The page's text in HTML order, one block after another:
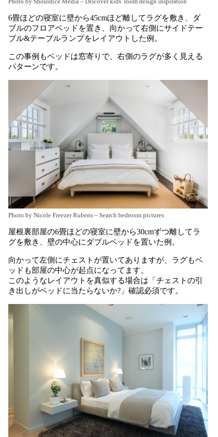
6畳ほどの寝室に壁から45cmほど離してラグを敷き、ダ
ブルのフロアベッドを置き、向かって右側にサイドテー
ブル&テーブルランプをレイアウトした例。
この事例もベッドは窓寄りで、右側のラグが多く見える
パターンです。
Photo by Nicole Freezer Rubens– Search bedroom pictures
屋根裏部屋の6畳ほどの寝室に壁から30cmずつ離してラ
グを敷き、壁の中心にダブルベッドを置いた例。
向かって左側にチェストが置いてありますが、ラグもベ
ッドも部屋の中心が起点になってます。
このようなレイアウトを真似する場合は「チェストの引
き出しがベッドに当たらないか?」確認必須です。